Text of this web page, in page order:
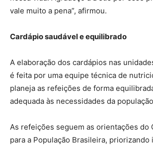
vale muito a pena”, afirmou.
Cardápio saudável e equilibrado
A elaboração dos cardápios nas
é feita por uma equipe técnica de
planeja as refeições de forma
adequada às necessidades da
As refeições seguem as orientações do
para a População Brasileira,